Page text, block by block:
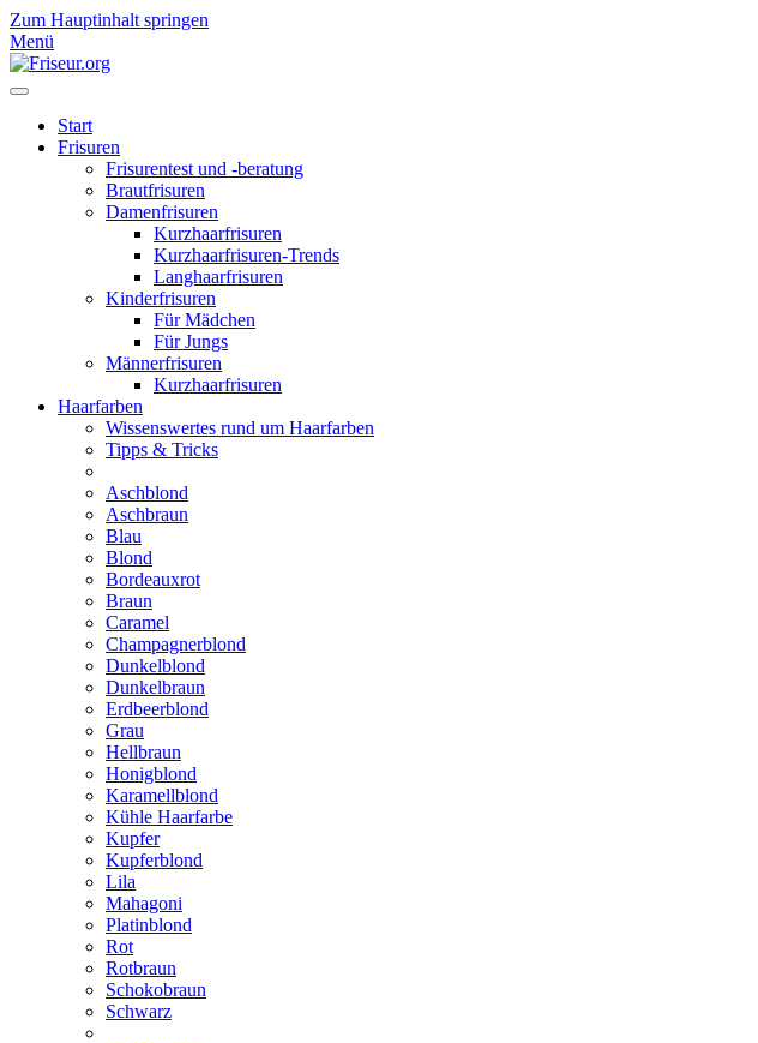
Zum Hauptinhalt springen
Menü
Start
Frisuren
Frisurentest und -beratung
Brautfrisuren
Damenfrisuren
Kurzhaarfrisuren
Kurzhaarfrisuren-Trends
Langhaarfrisuren
Kinderfrisuren
Für Mädchen
Für Jungs
Männerfrisuren
Kurzhaarfrisuren
Haarfarben
Wissenswertes rund um Haarfarben
Tipps & Tricks
Aschblond
Aschbraun
Blau
Blond
Bordeauxrot
Braun
Caramel
Champagnerblond
Dunkelblond
Dunkelbraun
Erdbeerblond
Grau
Hellbraun
Honigblond
Karamellblond
Kühle Haarfarbe
Kupfer
Kupferblond
Lila
Mahagoni
Platinblond
Rot
Rotbraun
Schokobraun
Schwarz